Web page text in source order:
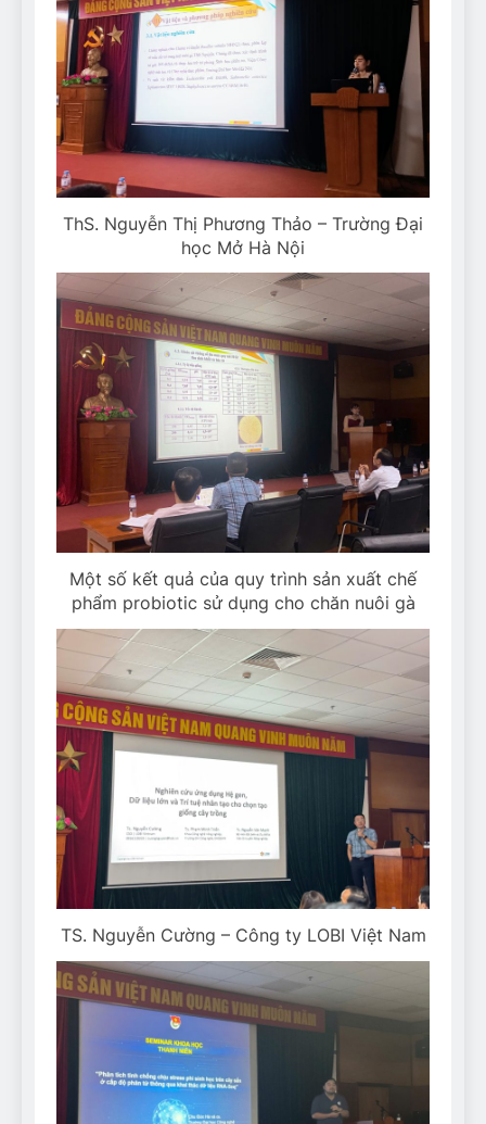
ThS. Nguyễn Thị Phương Thảo – Trường Đại
học Mở Hà Nội
Một số kết quả của quy trình sản xuất chế
phẩm probiotic sử dụng cho chăn nuôi gà
TS. Nguyễn Cường – Công ty LOBI Việt Nam